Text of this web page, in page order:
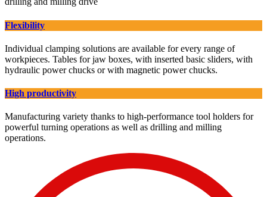
Flexibility
Individual clamping solutions are available for every range of
workpieces. Tables for jaw boxes, with inserted basic sliders, with
hydraulic power chucks or with magnetic power chucks.
High productivity
Manufacturing variety thanks to high-performance tool holders for
powerful turning operations as well as drilling and milling
operations.